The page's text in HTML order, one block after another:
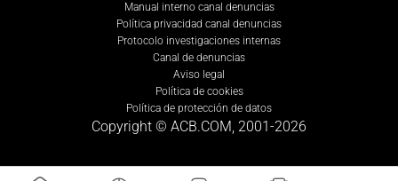
Manual interno canal denuncias
Política privacidad canal denuncias
Protocolo investigaciones internas
Canal de denuncias
Aviso legal
Política de cookies
Política de protección de datos
Copyright © ACB.COM, 2001-2026